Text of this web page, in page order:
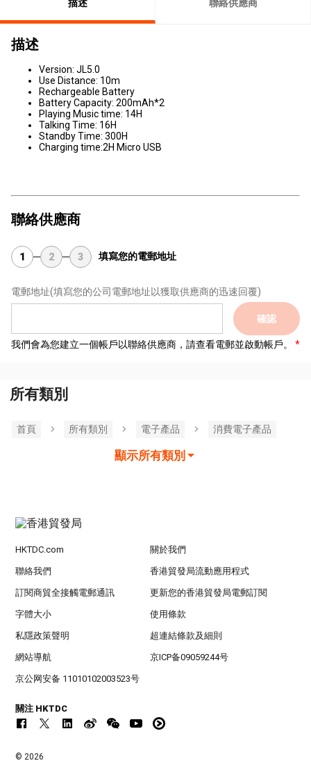
描述 聯絡供應商
描述
Version: JL5.0
Use Distance: 10m
Rechargeable Battery
Battery Capacity: 200mAh*2
Playing Music time: 14H
Talking Time: 16H
Standby Time: 300H
Charging time:2H Micro USB
聯絡供應商
1 2 3 填寫您的電郵地址
電郵地址(填寫您的公司電郵地址以獲取供應商的迅速回覆)
確認
我們會為您建立一個帳戶以聯絡供應商，請查看電郵並啟動帳戶。
所有類別
首頁 所有類別 電子產品 消費電子產品
顯示所有類別
HKTDC.com 關於我們
聯絡我們 香港貿發局流動應用程式
訂閱商貿全接觸電郵通訊 更新您的香港貿發局電郵訂閱
字體大小 使用條款
私隱政策聲明 超連結條款及細則
網站導航 京ICP备09059244号
京公网安备 11010102003523号
關注 HKTDC
© 2026